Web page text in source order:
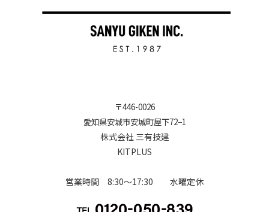
〒446-0026
愛知県安城市安城町屋下72−1
株式会社 三有技建
KITPLUS
営業時間 8:30～17:30 水曜定休